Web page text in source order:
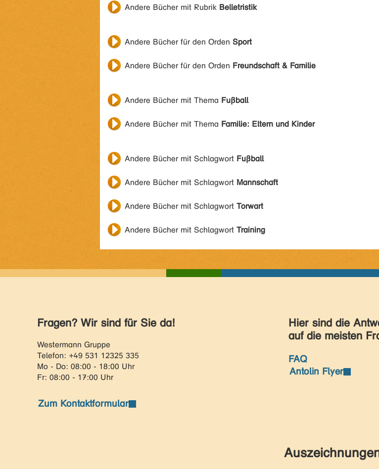
Andere Bücher mit Rubrik Belletristik
Andere Bücher für den Orden Sport
Andere Bücher für den Orden Freundschaft & Familie
Andere Bücher mit Thema Fußball
Andere Bücher mit Thema Familie: Eltern und Kinder
Andere Bücher mit Schlagwort Fußball
Andere Bücher mit Schlagwort Mannschaft
Andere Bücher mit Schlagwort Torwart
Andere Bücher mit Schlagwort Training